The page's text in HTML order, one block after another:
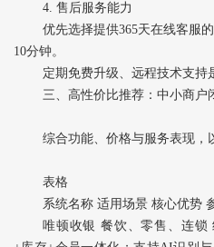
4. ‌售后服务能力‌
优先选择提供365天在线客服
10分钟。
定期免费升级、远程技术支持
三、高性价比推荐：中小商户
综合功能、价格与服务表现，
表格
系统名称 适用场景 核心优势
唯顿收银‌ 餐饮、零售、连锁